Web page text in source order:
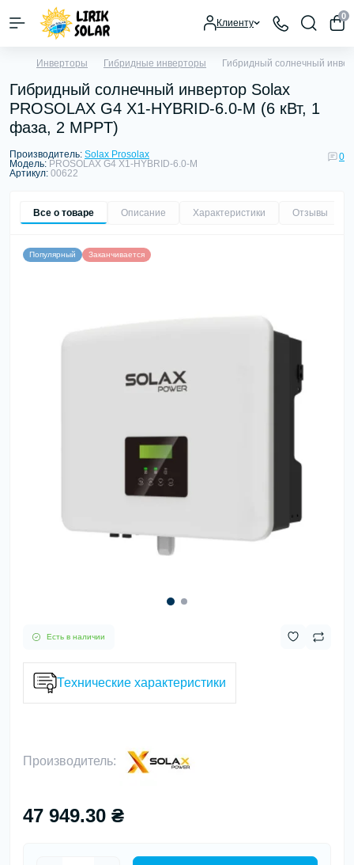
Клиенту
0
Инверторы Гибридные инверторы Гибридный солнечный
Гибридный солнечный инвертор Solax
PROSOLAX G4 X1-HYBRID-6.0-M (6 кВт, 1
фаза, 2 MPPT)
Производитель: Solax Prosolax
Модель: PROSOLAX G4 X1-HYBRID-6.0-M
Артикул: 00622
0
Все о товаре Описание Характеристики Отзывы
Популярный Заканчивается
Есть в наличии
Технические характеристики
Производитель:
47 949.30 ₴